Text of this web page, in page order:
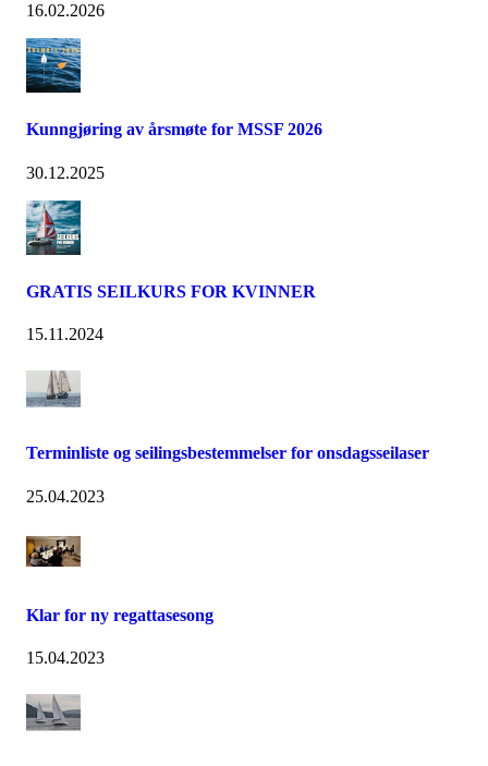
16.02.2026
Kunngjøring av årsmøte for MSSF 2026
30.12.2025
GRATIS SEILKURS FOR KVINNER
15.11.2024
Terminliste og seilingsbestemmelser for onsdagsseilaser
25.04.2023
Klar for ny regattasesong
15.04.2023